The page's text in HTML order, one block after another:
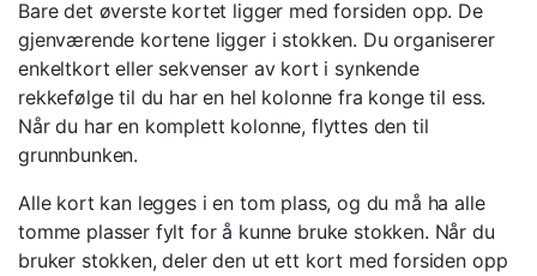
Bare det øverste kortet ligger med forsiden opp. De
gjenværende kortene ligger i stokken. Du organiserer
enkeltkort eller sekvenser av kort i synkende
rekkefølge til du har en hel kolonne fra konge til ess.
Når du har en komplett kolonne, flyttes den til
grunnbunken.
Alle kort kan legges i en tom plass, og du må ha alle
tomme plasser fylt for å kunne bruke stokken. Når du
bruker stokken, deler den ut ett kort med forsiden opp